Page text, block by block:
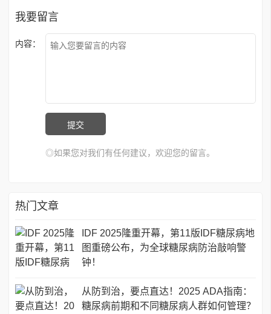
我要留言
内容：
◎如果您对我们有任何建议，欢迎您的留言。
热门文章
IDF 2025隆重开幕，第11版IDF糖尿病地
图重磅公布，为全球糖尿病防治敲响警
钟！
从防到治，要点直达！2025 ADA指南：
糖尿病前期和不同糖尿病人群如何管理？